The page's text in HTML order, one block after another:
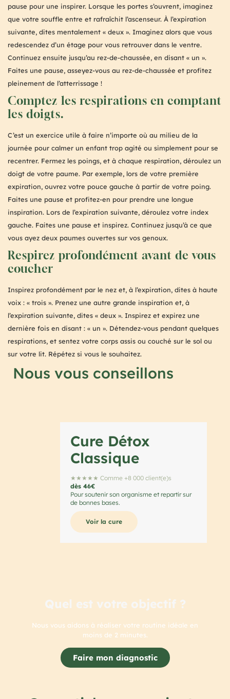
pause pour une inspirer. Lorsque les portes s’ouvrent, imaginez
que votre souffle entre et rafraîchit l’ascenseur. À l’expiration
suivante, dites mentalement « deux ». Imaginez alors que vous
redescendez d’un étage pour vous retrouver dans le ventre.
Continuez ensuite jusqu’au rez-de-chaussée, en disant « un ».
Faites une pause, asseyez-vous au rez-de-chaussée et profitez
pleinement de l’atterrissage !
Comptez les respirations en comptant
les doigts.
C’est un exercice utile à faire n’importe où au milieu de la
journée pour calmer un enfant trop agité ou simplement pour se
recentrer. Fermez les poings, et à chaque respiration, déroulez un
doigt de votre paume. Par exemple, lors de votre première
expiration, ouvrez votre pouce gauche à partir de votre poing.
Faites une pause et profitez-en pour prendre une longue
inspiration. Lors de l’expiration suivante, déroulez votre index
gauche. Faites une pause et inspirez. Continuez jusqu’à ce que
vous ayez deux paumes ouvertes sur vos genoux.
Respirez profondément avant de vous
coucher
Inspirez profondément par le nez et, à l’expiration, dites à haute
voix : « trois ». Prenez une autre grande inspiration et, à
l’expiration suivante, dites « deux ». Inspirez et expirez une
dernière fois en disant : « un ». Détendez-vous pendant quelques
respirations, et sentez votre corps assis ou couché sur le sol ou
sur votre lit. Répétez si vous le souhaitez.
Nous vous conseillons
Cure Détox
Classique
★★★★★ Comme +8 000 client(e)s
dès 46€
Pour soutenir son organisme et repartir sur
de bonnes bases.
Voir la cure
Quel est votre objectif ?
Nous vous aidons à réaliser votre routine idéale en
moins de 2 minutes.
Faire mon diagnostic